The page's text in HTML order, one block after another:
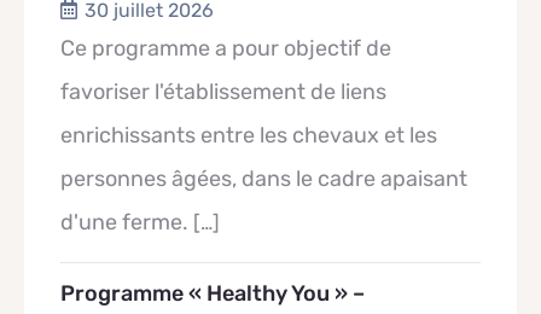
30 juillet 2026
Ce programme a pour objectif de
favoriser l'établissement de liens
enrichissants entre les chevaux et les
personnes âgées, dans le cadre apaisant
d'une ferme. […]
Programme « Healthy You » –